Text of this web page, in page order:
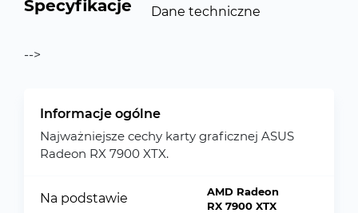
Specyfikacje Dane techniczne
-->
Informacje ogólne
Najważniejsze cechy karty graficznej ASUS
Radeon RX 7900 XTX.
Na podstawie
AMD Radeon
RX 7900 XTX